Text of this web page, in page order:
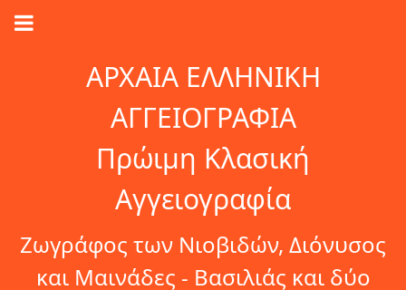
ΑΡΧΑΙΑ ΕΛΛΗΝΙΚΗ
ΑΓΓΕΙΟΓΡΑΦΙΑ
Πρώιμη Κλασική
Αγγειογραφία
Ζωγράφος των Νιοβιδών, Διόνυσος
και Μαινάδες - Βασιλιάς και δύο